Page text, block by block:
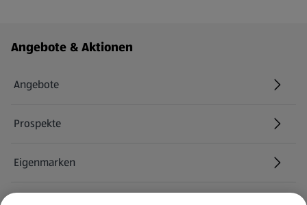
Fußzeilenmenü - weitere Links
Angebote & Aktionen
Angebote
Prospekte
Eigenmarken